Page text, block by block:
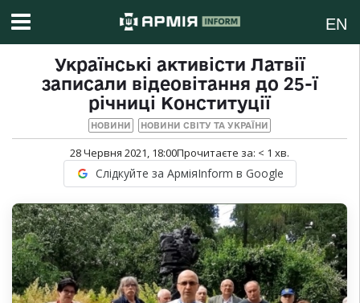
EN
Українські активісти Латвії
записали відеовітання до 25-ї
річниці Конституції
НОВИНИ НОВИНИ СВІТУ ТА УКРАЇНИ
28 Червня 2021, 18:00Прочитаєте за: < 1 хв.
Слідкуйте за АрміяInform в Google